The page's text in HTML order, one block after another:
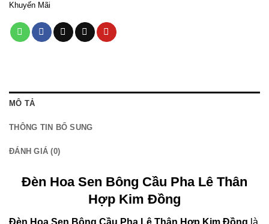
Khuyến Mãi
MÔ TẢ
THÔNG TIN BỔ SUNG
ĐÁNH GIÁ (0)
Đèn Hoa Sen Bông Cầu Pha Lê Thân
Hợp Kim Đồng